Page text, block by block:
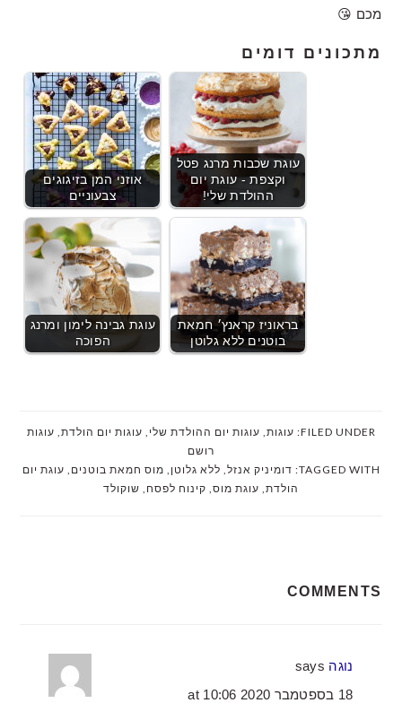
מכם 😘
מתכונים דומים
אוזני המן בזיגוגים
צבעוניים
עוגת שכבות מרנג פטל
וקצפת - עוגת יום
ההולדת שלי!
עוגת גבינה לימון ומרנג
הפוכה
בראוניז קראנץ׳ חמאת
בוטנים ללא גלוטן
FILED UNDER: עוגות עוגות יום ההולדת שלי עוגות יום הולדת עוגות
רושם
TAGGED WITH: דומיניק אנזל ללא גלוטן מוס חמאת בוטנים עוגת יום
הולדת עוגת מוס קינוח לפסח שוקולד
INTERACTIONS
COMMENTS
נוגה says
18 בספטמבר 2020 at 10:06